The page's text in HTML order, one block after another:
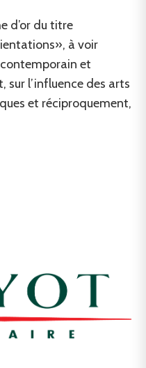
d’or du titre
à voir
contemporain et
l’influence des arts
et réciproquement,